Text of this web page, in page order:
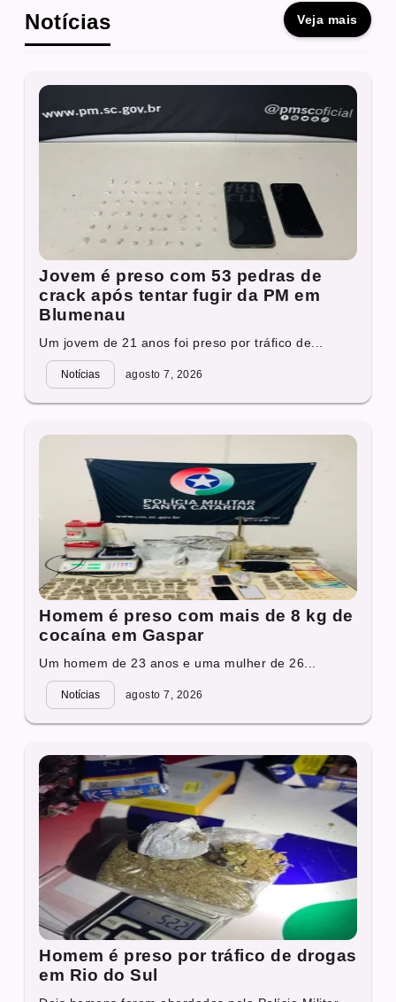
Notícias Veja mais
Jovem é preso com 53 pedras de
crack após tentar fugir da PM em
Blumenau
Um jovem de 21 anos foi preso por tráfico de...
Notícias agosto 7, 2026
Homem é preso com mais de 8 kg de
cocaína em Gaspar
Um homem de 23 anos e uma mulher de 26...
Notícias agosto 7, 2026
Homem é preso por tráfico de drogas
em Rio do Sul